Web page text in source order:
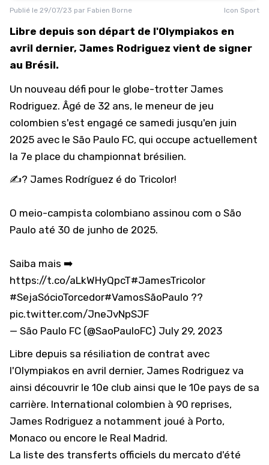
Publié le 29/07/23 par Fabien Borne Icon Sport
Libre depuis son départ de l'Olympiakos en
avril dernier, James Rodriguez vient de signer
au Brésil.
Un nouveau défi pour le globe-trotter James
Rodriguez. Âgé de 32 ans, le meneur de jeu
colombien s'est engagé ce samedi jusqu'en juin
2025 avec le São Paulo FC, qui occupe actuellement
la 7e place du championnat brésilien.
✍️? James Rodríguez é do Tricolor!
O meio-campista colombiano assinou com o São
Paulo até 30 de junho de 2025.
Saiba mais ➡️
https://t.co/aLkWHyQpcT#JamesTricolor
#SejaSócioTorcedor#VamosSãoPaulo ??
pic.twitter.com/JneJvNpSJF
— São Paulo FC (@SaoPauloFC) July 29, 2023
Libre depuis sa résiliation de contrat avec
l'Olympiakos en avril dernier, James Rodriguez va
ainsi découvrir le 10e club ainsi que le 10e pays de sa
carrière. International colombien à 90 reprises,
James Rodriguez a notamment joué à Porto,
Monaco ou encore le Real Madrid.
La liste des transferts officiels du mercato d'été